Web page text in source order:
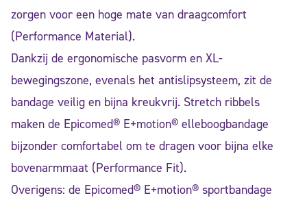
zorgen voor een hoge mate van draagcomfort
(Performance Material).
Dankzij de ergonomische pasvorm en XL-
bewegingszone, evenals het antislipsysteem, zit de
bandage veilig en bijna kreukvrij. Stretch ribbels
maken de Epicomed® E+motion® elleboogbandage
bijzonder comfortabel om te dragen voor bijna elke
bovenarmmaat (Performance Fit).
Overigens: de Epicomed® E+motion® sportbandage